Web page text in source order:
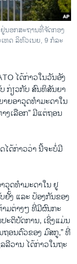
ນອກ​ສະ​ຖານ​ທີ່​ຈັດ​ກອງ​
ທດ ລິ​ທົວ​ເນຍ, 9 ກໍ​ລະ​
ໄດ້​ກ່າວ​ໃນ​ວັນ​ອັງ​
ກ່ຽວ​ກັບ ສົນ​ທິ​ສັນ​ຍາ​
ຍ​ອາ​ວຸດ​ທຳ​ມະ​ດາ​ໃນ
ງ​ເລືອກ” ມີແຕ່ຖອນ​
ດ້​ກ່າວ​ວ່າ ນີ້​ຈະ​ບໍ່​ມີ​
ວຸດ​ທຳ​ມະ​ດາ​ໃນ ຢູ​
ຢັ້ງ ແລະ ປ້ອງ​ກັນ​ຂອງ​
ມ​ຕ່າງໆ ​ທີ່​ມີ​ຜົນ​ກະ​
ະ​ຕິ​ບັດ​ການ​, ​ເຊິ່ງ​ແມ່ນ
ອນ​ຕົວ​ຂອງ ມົ​ສ​ກູ,” ທີ່​
ລີ​ວານ ໄດ້​ກ່າວ​ໃນ​ຖະ​